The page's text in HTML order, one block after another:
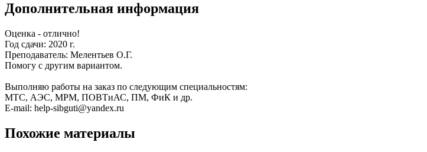
Дополнительная информация
Оценка - отлично!
Год сдачи: 2020 г.
Преподаватель: Мелентьев О.Г.
Помогу с другим вариантом.
Выполняю работы на заказ по следующим специальностям:
МТС, АЭС, МРМ, ПОВТиАС, ПМ, ФиК и др.
E-mail: help-sibguti@yandex.ru
Похожие материалы